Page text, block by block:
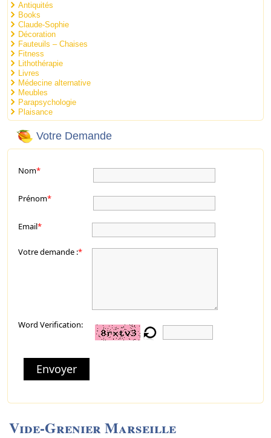
Antiquités
Books
Claude-Sophie
Décoration
Fauteuils – Chaises
Fitness
Lithothérapie
Livres
Médecine alternative
Meubles
Parapsychologie
Plaisance
Votre Demande
Nom*
Prénom*
Email*
Votre demande :*
Word Verification:
Envoyer
Vide-Grenier Marseille